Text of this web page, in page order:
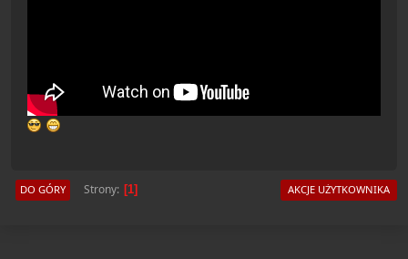
DO GÓRY Strony 1 AKCJE UŻYTKOWNIKA